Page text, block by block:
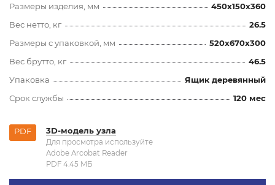
Размеры изделия, мм
450x150x360
Вес нетто, кг
26.5
Размеры с упаковкой, мм
520x670x300
Вес брутто, кг
46.5
Упаковка
Ящик деревянный
Срок службы
120 мес
PDF 3D-модель узла
Для просмотра используйте
Adobe Arcobat Reader
PDF 4.45 MБ